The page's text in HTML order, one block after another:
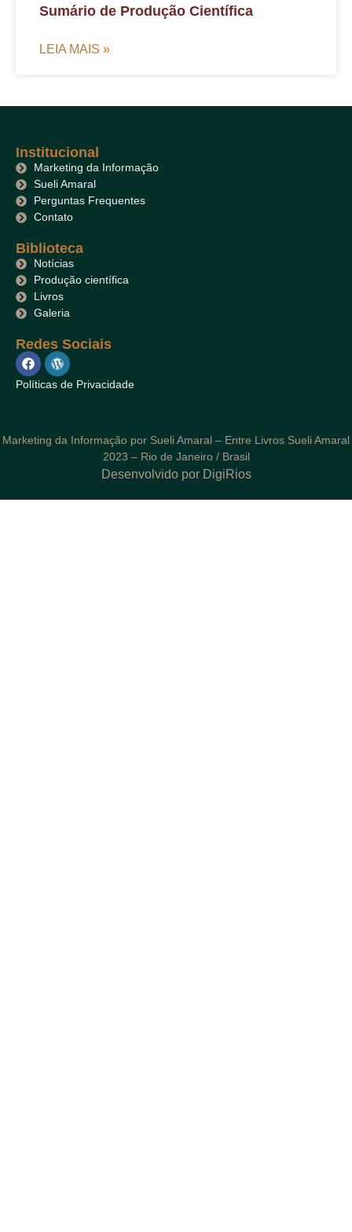
Sumário de Produção Científica
LEIA MAIS »
Institucional
Marketing da Informação
Sueli Amaral
Perguntas Frequentes
Contato
Biblioteca
Notícias
Produção científica
Livros
Galeria
Redes Sociais
Políticas de Privacidade
Marketing da Informação por Sueli Amaral – Entre Livros Sueli Amaral
2023 – Rio de Janeiro / Brasil
Desenvolvido por DigiRios